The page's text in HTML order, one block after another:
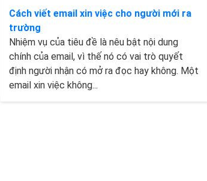
Cách viết email xin việc cho người mới ra
trường
Nhiệm vụ của tiêu đề là nêu bật nội dung
chính của email, vì thế nó có vai trò quyết
định người nhận có mở ra đọc hay không. Một
email xin việc không...